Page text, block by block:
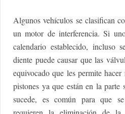
Algunos vehículos se clasifican
un motor de interferencia. Si
calendario establecido, incluso
diente puede causar que las
equivocado que les permite
pistones ya que están en la
sucede, es común para que